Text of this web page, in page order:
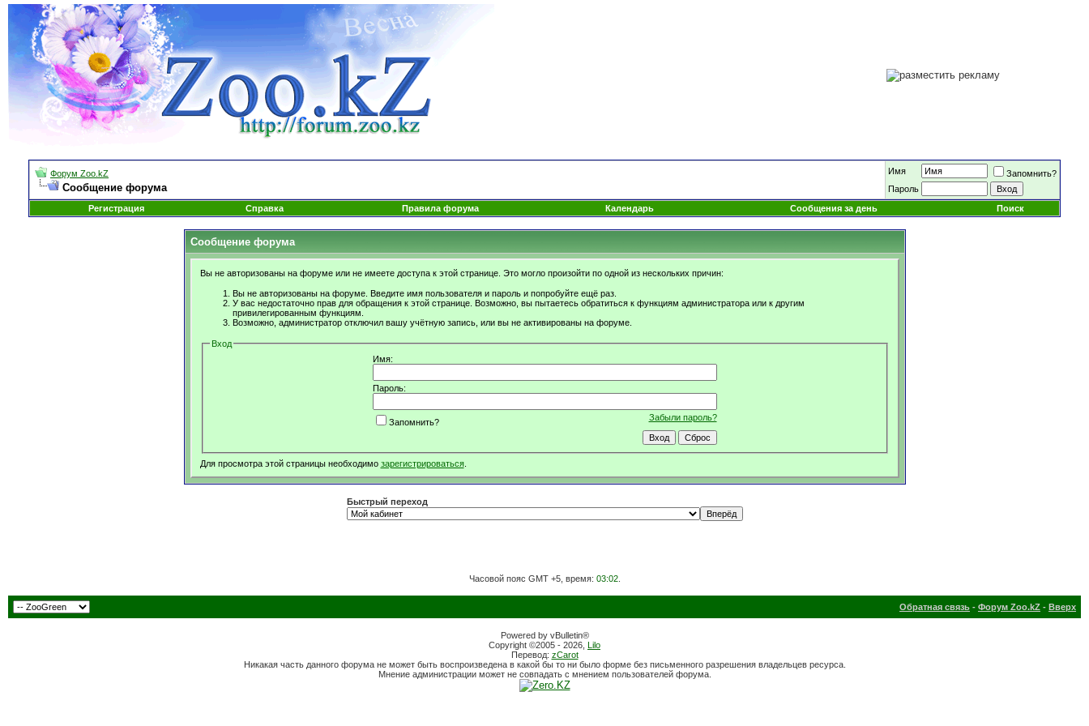
Форум Zoo.kZ
Сообщение форума
Имя
Запомнить?
Пароль
Регистрация
Справка Правила форума Календарь Сообщения за день Поиск
Сообщение форума
Вы не авторизованы на форуме или не имеете доступа к этой странице. Это могло произойти по одной из нескольких причин:
Вы не авторизованы на форуме. Введите имя пользователя и пароль и попробуйте ещё раз.
У вас недостаточно прав для обращения к этой странице. Возможно, вы пытаетесь обратиться к функциям администратора или к другим
привилегированным функциям.
Возможно, администратор отключил вашу учётную запись, или вы не активированы на форуме.
Вход
Имя:
Пароль:
Забыли пароль?
Запомнить?
Для просмотра этой страницы необходимо зарегистрироваться.
Быстрый переход
Часовой пояс GMT +5, время: 03:02.
Обратная связь - Форум Zoo.kZ - Вверх
Powered by vBulletin®
Copyright ©2005 - 2026, Lilo
Перевод: zCarot
Никакая часть данного форума не может быть воспроизведена в какой бы то ни было форме без письменного разрешения владельцев ресурса.
Мнение администрации может не совпадать с мнением пользователей форума.